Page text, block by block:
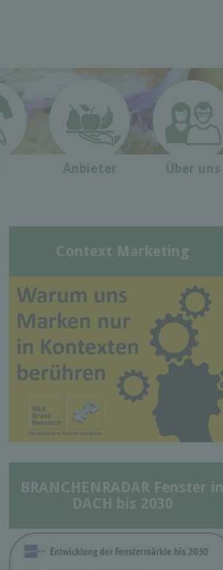
Anbieter Über uns
Context Marketing
BRANCHENRADAR Fenster in
DACH bis 2030